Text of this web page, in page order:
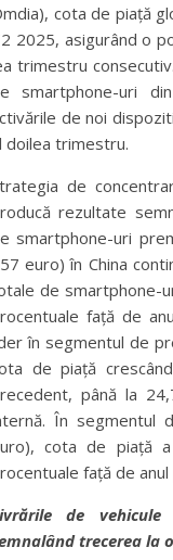
cota de piață
2025, asigurând o
trimestru
smartphone-uri
de noi
doilea trimestru.
de
rezultate
smartphone-uri
euro) în China
de smartphone-
față de
în segmentul de
de piață
până la
În segmentul
cota de piață
față de
de vehicule
trecerea la